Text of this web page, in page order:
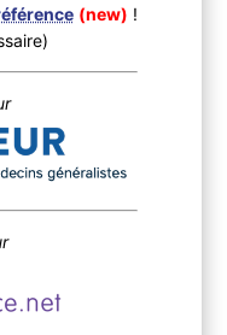
(new) !